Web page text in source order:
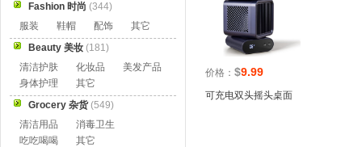
价格： $9.99
可充电双头摇头桌面
Fashion 时尚 (344)
服装
鞋帽 配饰
其它
Beauty 美妆 (181)
清洁护肤
化妆品
美发产品
身体护理
其它
Grocery 杂货(549)
清洁用品
消毒卫生
吃吃喝喝
其它